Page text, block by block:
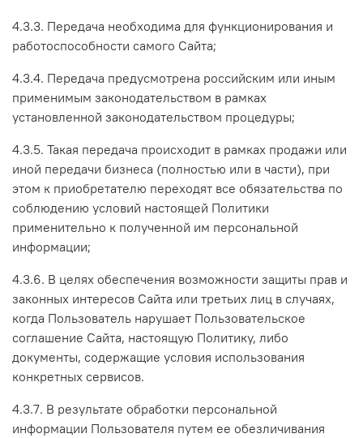
4.3.3. Передача необходима для функционирования и
работоспособности самого Сайта;
4.3.4. Передача предусмотрена российским или иным
применимым законодательством в рамках
установленной законодательством процедуры;
4.3.5. Такая передача происходит в рамках продажи или
иной передачи бизнеса (полностью или в части), при
этом к приобретателю переходят все обязательства по
соблюдению условий настоящей Политики
применительно к полученной им персональной
информации;
4.3.6. В целях обеспечения возможности защиты прав и
законных интересов Сайта или третьих лиц в случаях,
когда Пользователь нарушает Пользовательское
соглашение Сайта, настоящую Политику, либо
документы, содержащие условия использования
конкретных сервисов.
4.3.7. В результате обработки персональной
информации Пользователя путем ее обезличивания